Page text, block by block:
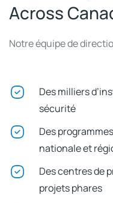
Across
Notre équipe de
Des milliers
sécurité
Des
nationale et
Des centres de
projets phares